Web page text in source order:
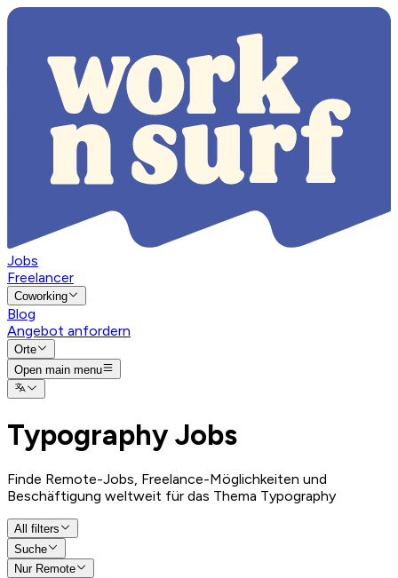
Jobs
Freelancer
Coworking
Blog
Angebot anfordern
Orte
Open main menu
Typography Jobs
Finde Remote-Jobs, Freelance-Möglichkeiten und
Beschäftigung weltweit für das Thema Typography
All filters
Suche
Nur Remote